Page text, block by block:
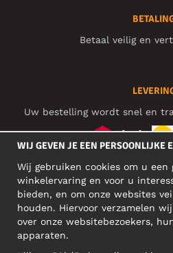
Betaal veilig en
Uw bestelling wordt snel en
SOCIAL
WIJ GEVEN JE EEN PERSOONLIJKE
Wij gebruiken cookies om u een
winkelervaring en voor u
bieden, en om onze websites
houden. Hiervoor verzamelen
over onze websitebezoekers,
apparaten.